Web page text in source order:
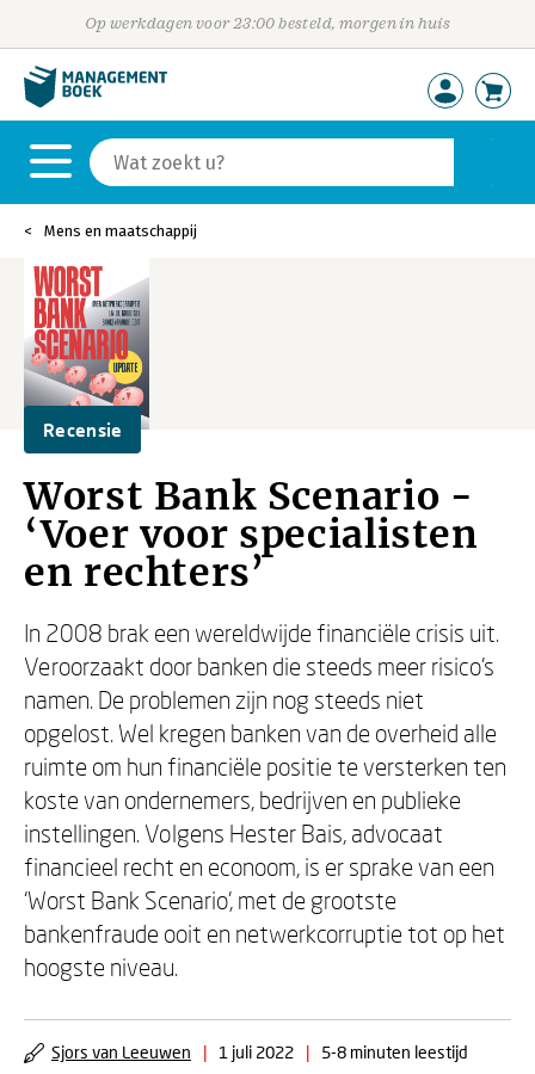
Op werkdagen voor 23:00 besteld, morgen in huis
Mens en maatschappij
Recensie
Worst Bank Scenario -
‘Voer voor specialisten
en rechters’
In 2008 brak een wereldwijde financiële crisis uit.
Veroorzaakt door banken die steeds meer risico’s
namen. De problemen zijn nog steeds niet
opgelost. Wel kregen banken van de overheid alle
ruimte om hun financiële positie te versterken ten
koste van ondernemers, bedrijven en publieke
instellingen. Volgens Hester Bais, advocaat
financieel recht en econoom, is er sprake van een
‘Worst Bank Scenario’, met de grootste
bankenfraude ooit en netwerkcorruptie tot op het
hoogste niveau.
Sjors van Leeuwen | 1 juli 2022 | 5-8 minuten leestijd